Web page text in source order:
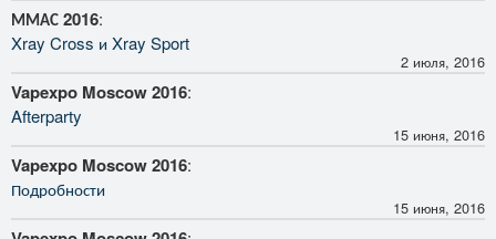
ММАС 2016:
Xray Cross и Xray Sport
2 июля, 2016
Vapexpo Moscow 2016:
Afterparty
15 июня, 2016
Vapexpo Moscow 2016:
Подробности
15 июня, 2016